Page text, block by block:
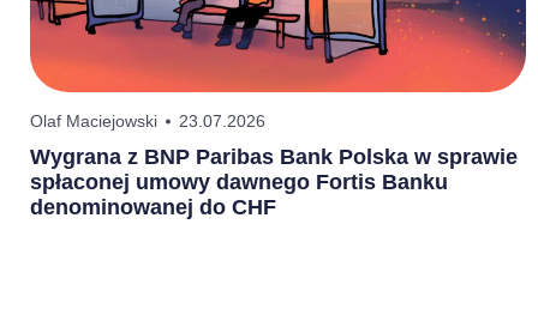
Olaf Maciejowski 23.07.2026
Wygrana z BNP Paribas Bank Polska w sprawie
spłaconej umowy dawnego Fortis Banku
denominowanej do CHF